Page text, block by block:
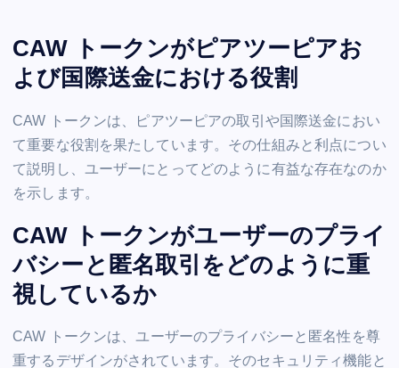
CAW トークンがピアツーピアお
よび国際送金における役割
CAW トークンは、ピアツーピアの取引や国際送金におい
て重要な役割を果たしています。その仕組みと利点につい
て説明し、ユーザーにとってどのように有益な存在なのか
を示します。
CAW トークンがユーザーのプライ
バシーと匿名取引をどのように重
視しているか
CAW トークンは、ユーザーのプライバシーと匿名性を尊
重するデザインがされています。そのセキュリティ機能と